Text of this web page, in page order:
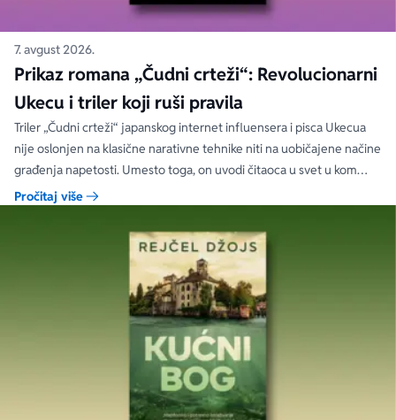
7. avgust 2026.
Prikaz romana „Čudni crteži“: Revolucionarni
Ukecu i triler koji ruši pravila
Triler „Čudni crteži“ japanskog internet influensera i pisca Ukecua
nije oslonjen na klasične narativne tehnike niti na uobičajene načine
građenja napetosti. Umesto toga, on uvodi čitaoca u svet u kom
priložene ilustracije govore više od reči, a ono što je nacrtano često
Pročitaj više